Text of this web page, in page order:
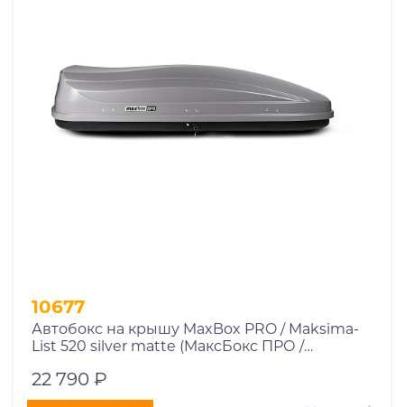
10677
Автобокс на крышу MaxBox PRO / Maksima-
List 520 silver matte (МаксБокс ПРО /
22 790 ₽